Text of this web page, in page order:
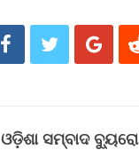
ଓଡ଼ିଶା ସମ୍ବାଦ ବ୍ୟୁରୋ